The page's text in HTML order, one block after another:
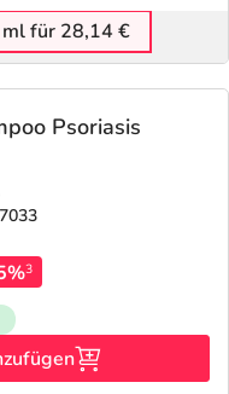
für 28,14 €
Psoriasis
3